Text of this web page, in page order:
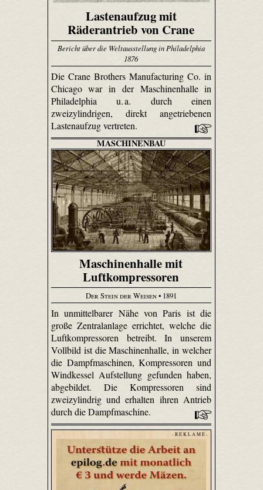
Lastenaufzug mit
Räderantrieb von Crane
Bericht über die Weltausstellung in Philadelphia
1876
Die Crane Brothers Manu­factu­ring Co. in
Chicago war in der Maschinenhalle in
Philadelphia u. a. durch einen
zweizylindrigen, direkt angetriebenen
Lastenaufzug vertreten.
MASCHINENBAU
Maschinenhalle mit
Luftkompressoren
Der Stein der Weisen• 1891
In unmittelbarer Nähe von Paris ist die
große Zentralanlage errichtet, welche die
Luftkompressoren betreibt. In unserem
Vollbild ist die Maschinenhalle, in welcher
die Dampfmaschinen, Kompressoren und
Windkessel Aufstellung gefunden haben,
abgebildet. Die Kompressoren sind
zweizylindrig und erhalten ihren Antrieb
durch die Dampfmaschine.
- R E K L A M E -